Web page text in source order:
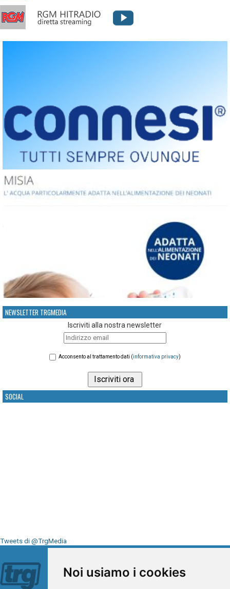
Noi usiamo i cookies
NEWSLETTER TRGMEDIA
Iscriviti alla nostra newsletter
Acconsento al trattamento dati (informativa privacy)
SOCIAL
Tweets di @TrgMedia